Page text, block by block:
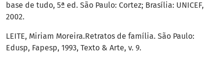
base de tudo, 5ª ed. São Paulo: Cortez; Brasília: UNICEF,
2002.
LEITE, Miriam Moreira.Retratos de família. São Paulo:
Edusp, Fapesp, 1993, Texto & Arte, v. 9.